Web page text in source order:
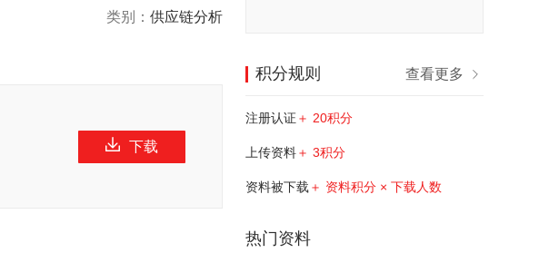
类别： 供应链分析
下载
积分规则 查看更多
注册认证 ＋ 20积分
上传资料＋ 3积分
资料被下载 ＋ 资料积分 × 下载人数
热门资料